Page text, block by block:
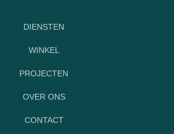
DIENSTEN
WINKEL
PROJECTEN
OVER ONS
CONTACT